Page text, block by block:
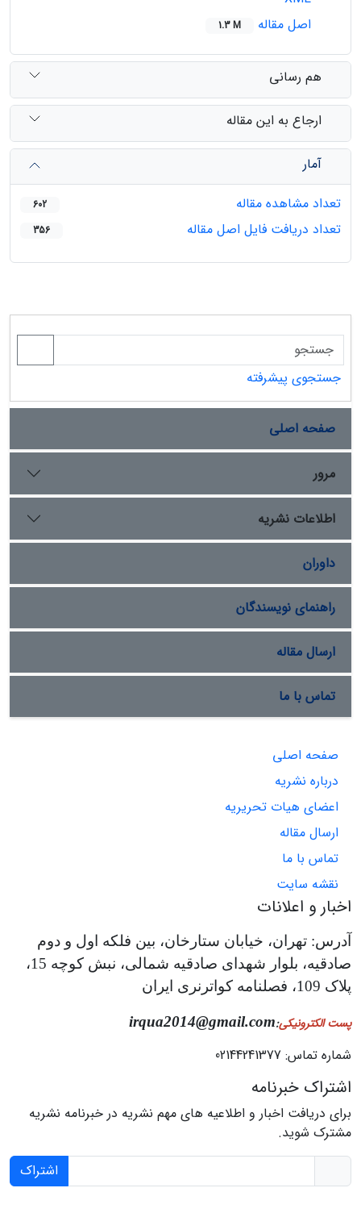
اصل مقاله
1.3 M
هم رسانی
ارجاع به این مقاله
آمار
تعداد مشاهده مقاله
602
تعداد دریافت فایل اصل مقاله 356
جستجوی پیشرفته
صفحه اصلی
مرور
اطلاعات نشریه
داوران
راهنمای نویسندگان
ارسال مقاله
تماس با ما
صفحه اصلی
درباره نشریه
اعضای هیات تحریریه
ارسال مقاله
تماس با ما
نقشه سایت
اخبار و اعلانات
آدرس: تهران، خیابان ستارخان، بین فلکه اول و دوم
صادقیه، بلوار شهدای صادقیه شمالی، نبش کوچه 15،
پلاک 109، فصلنامه کواترنری ایران
پست الکترونیکی:
irqua2014@gmail.com
شماره تماس: 02144241377
اشتراک خبرنامه
برای دریافت اخبار و اطلاعیه های مهم نشریه در خبرنامه نشریه
مشترک شوید.
اشتراک